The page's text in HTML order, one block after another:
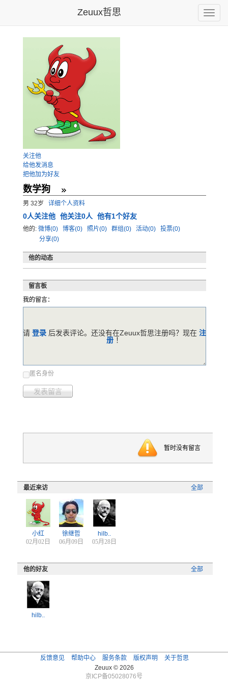
Toggle
Zeuux哲思
关注他
给他发消息
把他加为好友
数学狗
男 32岁 详细个人资料
0人关注他 他关注0人 他有1个好友
他的: 微博(0) 博客(0) 照片(0) 群组(0) 活动(0)
投票(0)
分享(0)
他的动态
留言板
我的留言：
匿名身份
发表留言
请 登录 后发表评论。还没有在Zeuux哲思注册吗？现在 注
册 ！
暂时没有留言
全部
最近来访
小红
02月02日
徐继哲
06月09日
hilb..
05月28日
全部
他的好友
hilb..
反馈意见 帮助中心 服务条款 版权声明
关于哲思
Zeuux © 2026
京ICP备05028076号